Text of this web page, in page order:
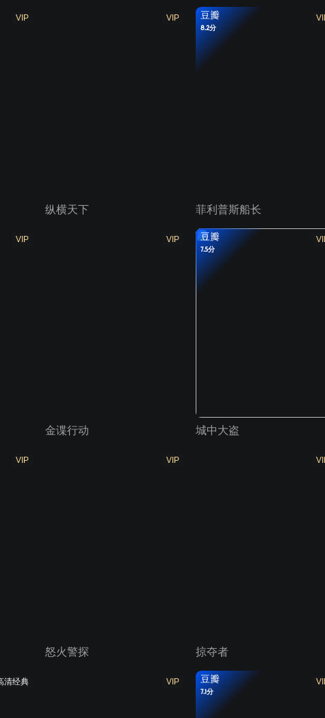
VIP VIP
纵横天下
豆瓣
8.2分
菲利普斯船长
VIP VIP
金谍行动
豆瓣
7.5分
城中大盗
VIP VIP
怒火警探 掠夺者
清经典 VIP 豆瓣
7.1分